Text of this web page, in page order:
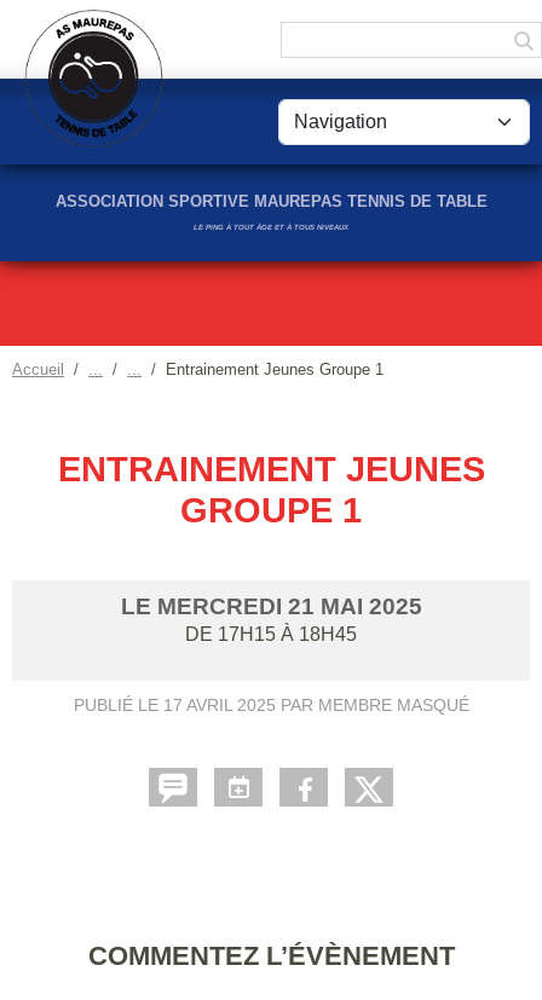
ASSOCIATION SPORTIVE MAUREPAS TENNIS DE TABLE
LE PING À TOUT ÂGE ET À TOUS NIVEAUX
Accueil Entrainement Jeunes Groupe 1
ENTRAINEMENT JEUNES
GROUPE 1
LE MERCREDI 21 MAI 2025
DE 17H15 À 18H45
PUBLIÉ LE 17 AVRIL 2025 PAR MEMBRE MASQUÉ
COMMENTEZ L’ÉVÈNEMENT
Panneau de gestion des cookies